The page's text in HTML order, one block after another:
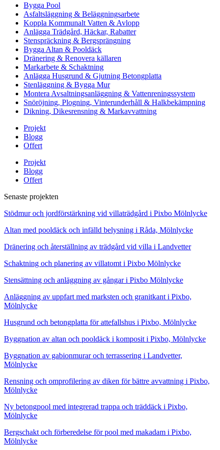
Bygga Pool
Asfaltsläggning & Beläggningsarbete
Koppla Kommunalt Vatten & Avlopp
Anlägga Trädgård, Häckar, Rabatter
Stenspräckning & Bergsprängning
Bygga Altan & Pooldäck
Dränering & Renovera källaren
Markarbete & Schaktning
Anlägga Husgrund & Gjutning Betongplatta
Stenläggning & Bygga Mur
Montera Avsaltningsanläggning & Vattenreningssystem
Snöröjning, Plogning, Vinterunderhåll & Halkbekämpning
Dikning, Dikesrensning & Markavvattning
Projekt
Blogg
Offert
Projekt
Blogg
Offert
Senaste projekten
Stödmur och jordförstärkning vid villaträdgård i Pixbo Mölnlycke
Altan med pooldäck och infälld belysning i Råda, Mölnlycke
Dränering och återställning av trädgård vid villa i Landvetter
Schaktning och planering av villatomt i Pixbo Mölnlycke
Stensättning och anläggning av gångar i Pixbo Mölnlycke
Anläggning av uppfart med marksten och granitkant i Pixbo,
Mölnlycke
Husgrund och betongplatta för attefallshus i Pixbo, Mölnlycke
Byggnation av altan och pooldäck i komposit i Pixbo, Mölnlycke
Byggnation av gabionmurar och terrassering i Landvetter,
Mölnlycke
Rensning och omprofilering av diken för bättre avvattning i Pixbo,
Mölnlycke
Ny betongpool med integrerad trappa och träddäck i Pixbo,
Mölnlycke
Bergschakt och förberedelse för pool med makadam i Pixbo,
Mölnlycke